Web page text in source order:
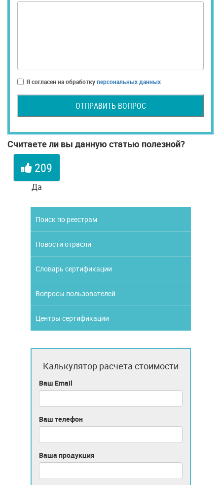
Я согласен на обработкуперсональных данных
ОТПРАВИТЬ ВОПРОС
Считаете ли вы данную статью полезной?
209
Да
Поиск по реестрам
Новости отрасли
Словарь сертификации
Вопросы пользователей
Центры сертификации
Калькулятор расчета стоимости
Ваш Email
Ваш телефон
Ваша продукция